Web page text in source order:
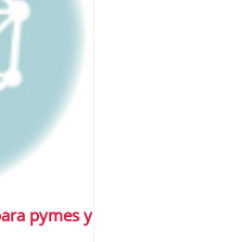
pymes y